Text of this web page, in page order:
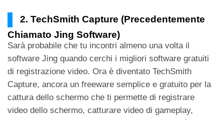
2. TechSmith Capture (Precedentemente
Chiamato Jing Software)
Sarà probabile che tu incontri almeno una volta il
software Jing quando cerchi i migliori software gratuiti
di registrazione video. Ora è diventato TechSmith
Capture, ancora un freeware semplice e gratuito per la
cattura dello schermo che ti permette di registrare
video dello schermo, catturare video di gameplay,